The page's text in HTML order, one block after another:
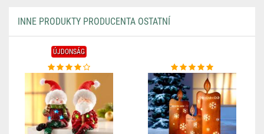
INNE PRODUKTY PRODUCENTA OSTATNÍ
ÚJDONSÁG